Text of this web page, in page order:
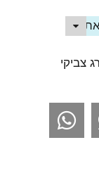
צביקי